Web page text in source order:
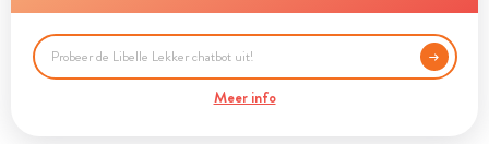
Meer info